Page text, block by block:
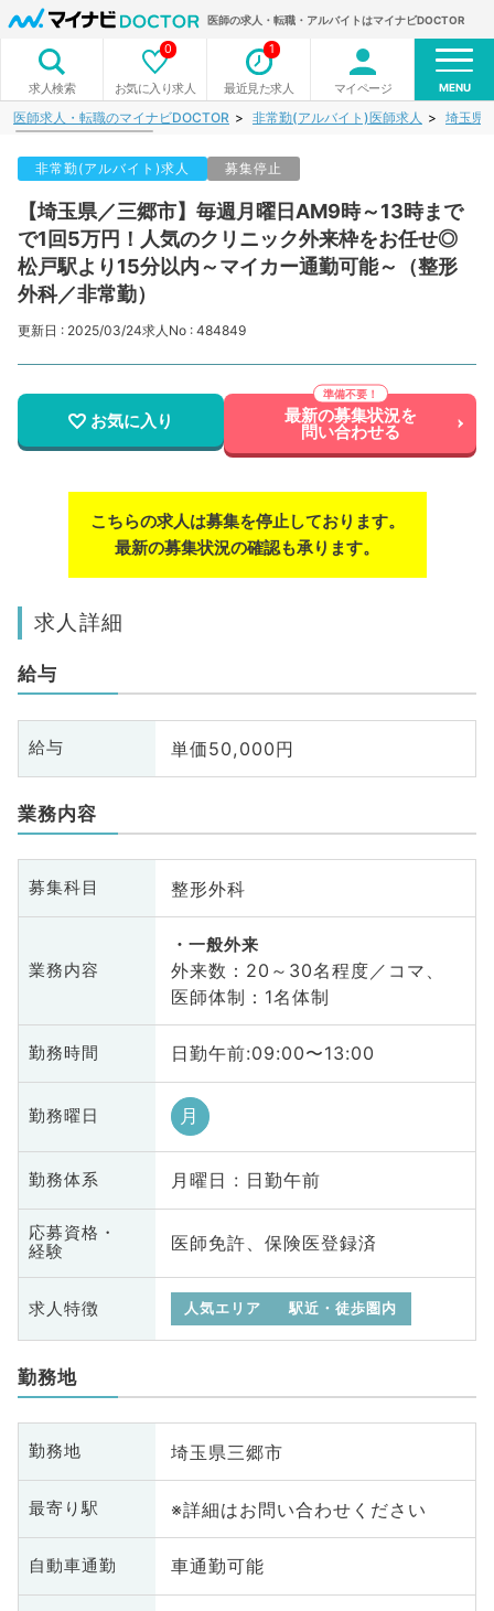
医師の求人・転職・アルバイトはマイナビDOCTOR
求人検索 お気に入り求人
0
最近見た求人
1
マイページ MENU
医師求人・転職のマイナビDOCTOR 非常勤(アルバイト)医師求人 埼玉県
非常勤(アルバイト)求人 募集停止
【埼玉県／三郷市】毎週月曜日AM9時～13時まで
で1回5万円！人気のクリニック外来枠をお任せ◎
松戸駅より15分以内～マイカー通勤可能～（整形
外科／非常勤）
更新日 : 2025/03/24求人No : 484849
お気に入り 最新の募集状況を
問い合わせる
こちらの求人は募集を停止しております。
最新の募集状況の確認も承ります。
求人詳細
給与
給与 単価50,000円
業務内容
募集科目 整形外科
業務内容
一般外来
外来数：20～30名程度／コマ、
医師体制：1名体制
勤務時間 日勤午前:09:00〜13:00
勤務曜日 月
勤務体系 月曜日 : 日勤午前
応募資格・
経験
医師免許、保険医登録済
求人特徴 人気エリア 駅近・徒歩圏内
勤務地
勤務地 埼玉県三郷市
最寄り駅 ※詳細はお問い合わせください
自動車通勤 車通勤可能